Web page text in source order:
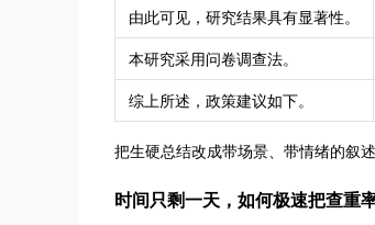
由此可见，研究结果具有显著性。
本研究采用问卷调查法。
综上所述，政策建议如下。
把生硬总结改成带场景、带情绪的叙
时间只剩一天，如何极速把查重